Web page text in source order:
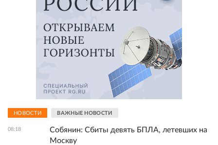
НОВОСТИ ВАЖНЫЕ НОВОСТИ
08:18
Собянин: Сбиты девять БПЛА, летевших на
Москву